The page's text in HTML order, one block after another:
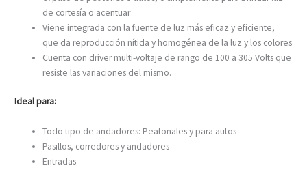
de cortesía o acentuar
Viene integrada con la fuente de luz más eficaz y eficiente,
que da reproducción nítida y homogénea de la luz y los colores
Cuenta con driver multi-voltaje de rango de 100 a 305 Volts que
resiste las variaciones del mismo.
Ideal para:
Todo tipo de andadores: Peatonales y para autos
Pasillos, corredores y andadores
Entradas